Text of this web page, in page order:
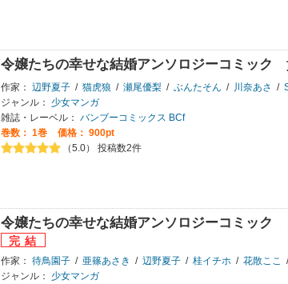
令嬢たちの幸せな結婚アンソロジーコミック
作家： 辺野夏子 / 猫虎狼 / 瀬尾優梨 / ぶんたそん / 川奈あさ /
ジャンル：
少女マンガ
雑誌・レーベル： バンブーコミックス BCf
巻数： 1巻
価格： 900pt
（5.0） 投稿数2件
令嬢たちの幸せな結婚アンソロジーコミック
作家： 待鳥園子 / 亜篠あさき / 辺野夏子 / 桂イチホ / 花散ここ /
ジャンル：
少女マンガ